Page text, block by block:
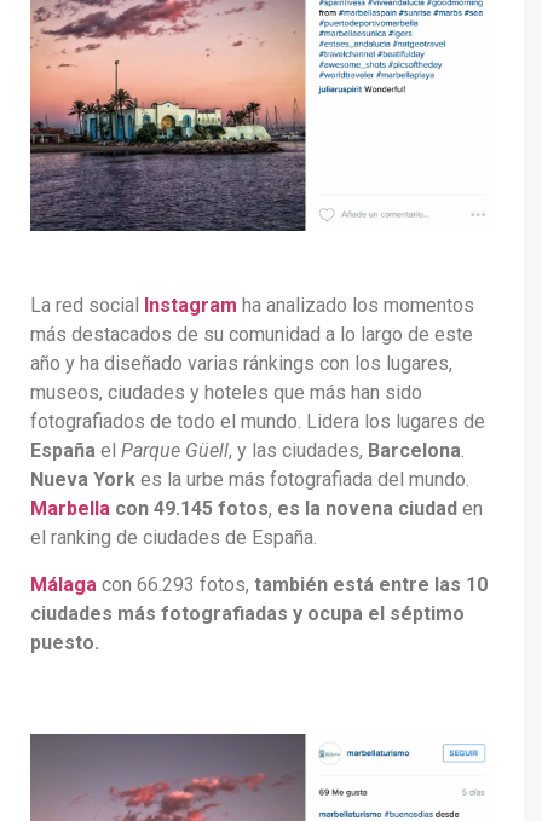
La red social Instagram ha analizado los momentos
más destacados de su comunidad a lo largo de este
año y ha diseñado varias ránkings con los lugares,
museos, ciudades y hoteles que más han sido
fotografiados de todo el mundo. Lidera los lugares de
España el Parque Güell, y las ciudades, Barcelona.
Nueva York es la urbe más fotografiada del mundo.
Marbella con 49.145 fotos, es la novena ciudad en
el ranking de ciudades de España.
Málaga con 66.293 fotos, también está entre las 10
ciudades más fotografiadas y ocupa el séptimo
puesto.